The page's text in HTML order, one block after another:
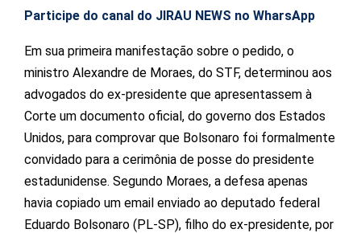
Participe do canal do JIRAU NEWS no WharsApp
Em sua primeira manifestação sobre o pedido, o
ministro Alexandre de Moraes, do STF, determinou aos
advogados do ex-presidente que apresentassem à
Corte um documento oficial, do governo dos Estados
Unidos, para comprovar que Bolsonaro foi formalmente
convidado para a cerimônia de posse do presidente
estadunidense. Segundo Moraes, a defesa apenas
havia copiado um email enviado ao deputado federal
Eduardo Bolsonaro (PL-SP), filho do ex-presidente, por